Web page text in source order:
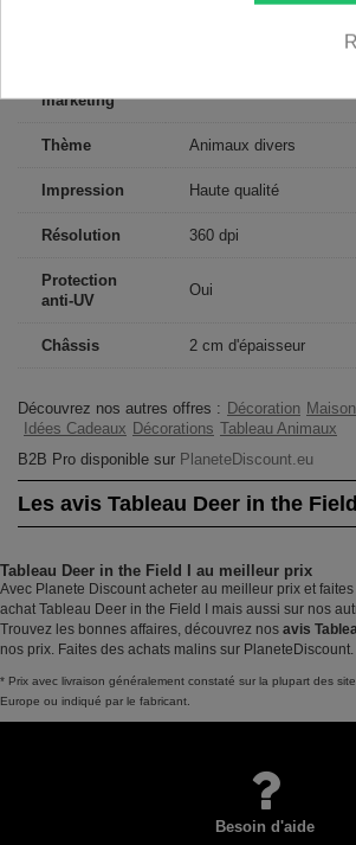
marketing
Thème Animaux divers
Impression Haute qualité
Résolution 360 dpi
Protection
anti-UV
Oui
Châssis 2 cm d'épaisseur
Découvrez nos autres offres : Décoration
Idées Cadeaux Décorations Tableau Animaux
B2B Pro disponible sur PlaneteDiscount.eu
Les avis Tableau Deer in the
Tableau Deer in the Field I au meilleur prix
Avec Planete Discount acheter au meilleur prix et
achat Tableau Deer in the Field I mais aussi sur nos
Trouvez les bonnes affaires, découvrez nos avis
nos prix. Faites des achats malins sur PlaneteDiscount.
* Prix avec livraison généralement constaté sur la plupart des
Europe ou indiqué par le fabricant.
Besoin d'aide